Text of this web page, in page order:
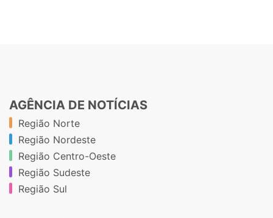
AGÊNCIA DE NOTÍCIAS
Região Norte
Região Nordeste
Região Centro-Oeste
Região Sudeste
Região Sul